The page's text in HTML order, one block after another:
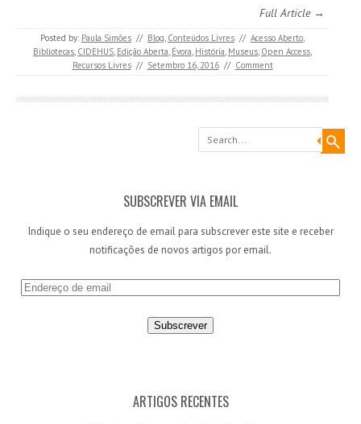
Full Article →
Posted by: Paula Simões // Blog, Conteúdos Livres // Acesso Aberto,
Bibliotecas, CIDEHUS, Edição Aberta, Évora, História, Museus, Open Access,
Recursos Livres // Setembro 16, 2016 // Comment
Search
SUBSCREVER VIA EMAIL
Indique o seu endereço de email para subscrever este site e receber
notificações de novos artigos por email.
E
ARTIGOS RECENTES